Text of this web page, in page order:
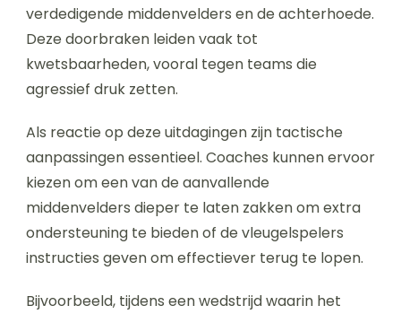
verdedigende middenvelders en de achterhoede.
Deze doorbraken leiden vaak tot
kwetsbaarheden, vooral tegen teams die
agressief druk zetten.
Als reactie op deze uitdagingen zijn tactische
aanpassingen essentieel. Coaches kunnen ervoor
kiezen om een van de aanvallende
middenvelders dieper te laten zakken om extra
ondersteuning te bieden of de vleugelspelers
instructies geven om effectiever terug te lopen.
Bijvoorbeeld, tijdens een wedstrijd waarin het